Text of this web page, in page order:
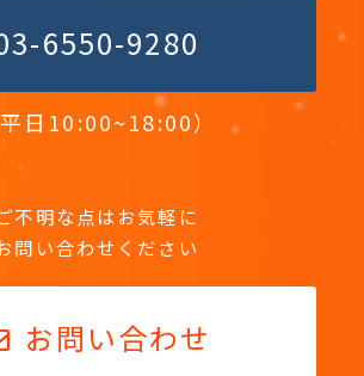
6550-9280
日10:00~18:00）
不明な点はお気軽に
問い合わせください
お問い合わせ